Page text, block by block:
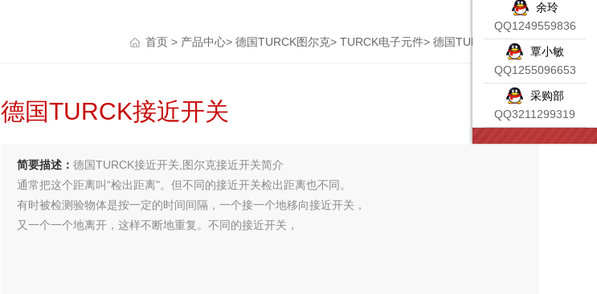
首页 > 产品中心> 德国TURCK图尔克> TURCK电子元件> 德国TURCK接近开关
德国TURCK接近开关
简要描述： 德国TURCK接近开关,图尔克接近开关简介
通常把这个距离叫“检出距离"。但不同的接近开关检出距离也不同。
有时被检测验物体是按一定的时间间隔，一个接一个地移向接近开关，
又一个一个地离开，这样不断地重复。不同的接近开关，
余玲
QQ1249559836
覃小敏
QQ1255096653
采购部
QQ3211299319